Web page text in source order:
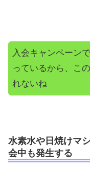
入会キャンペーン
っているから、こ
れないね
水素水や日焼けマ
会中も発生する